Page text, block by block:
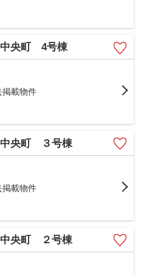
中央町 4号棟
掲載物件
中央町 ３号棟
掲載物件
中央町 ２号棟